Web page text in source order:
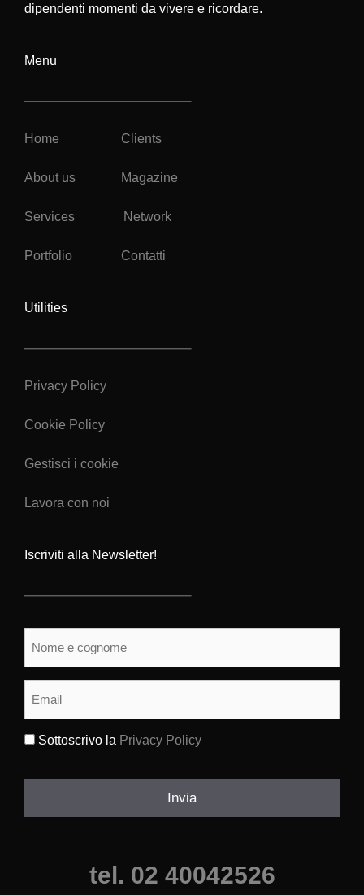
dipendenti momenti da vivere e ricordare.
Menu
Home Clients
About us Magazine
Services Network
Portfolio Contatti
Utilities
Privacy Policy
Cookie Policy
Gestisci i cookie
Lavora con noi
Iscriviti alla Newsletter!
Sottoscrivo la Privacy Policy
Invia
tel. 02 40042526